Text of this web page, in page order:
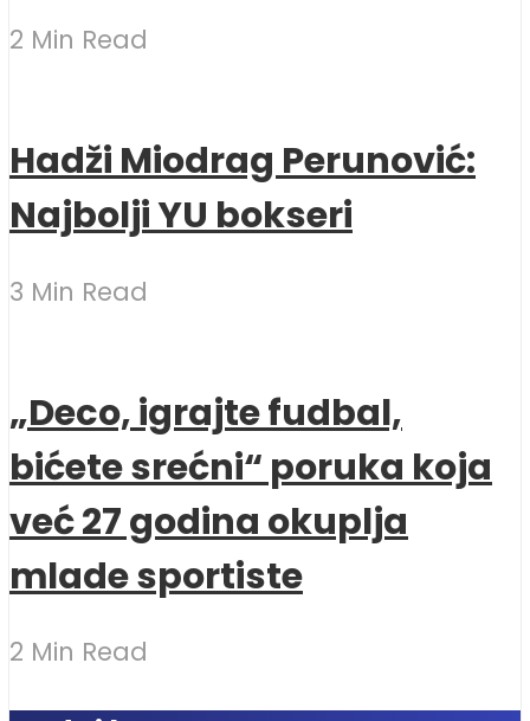
2 Min Read
Hadži Miodrag Perunović:
Najbolji YU bokseri
3 Min Read
„Deco, igrajte fudbal,
bićete srećni“ poruka koja
već 27 godina okuplja
mlade sportiste
2 Min Read